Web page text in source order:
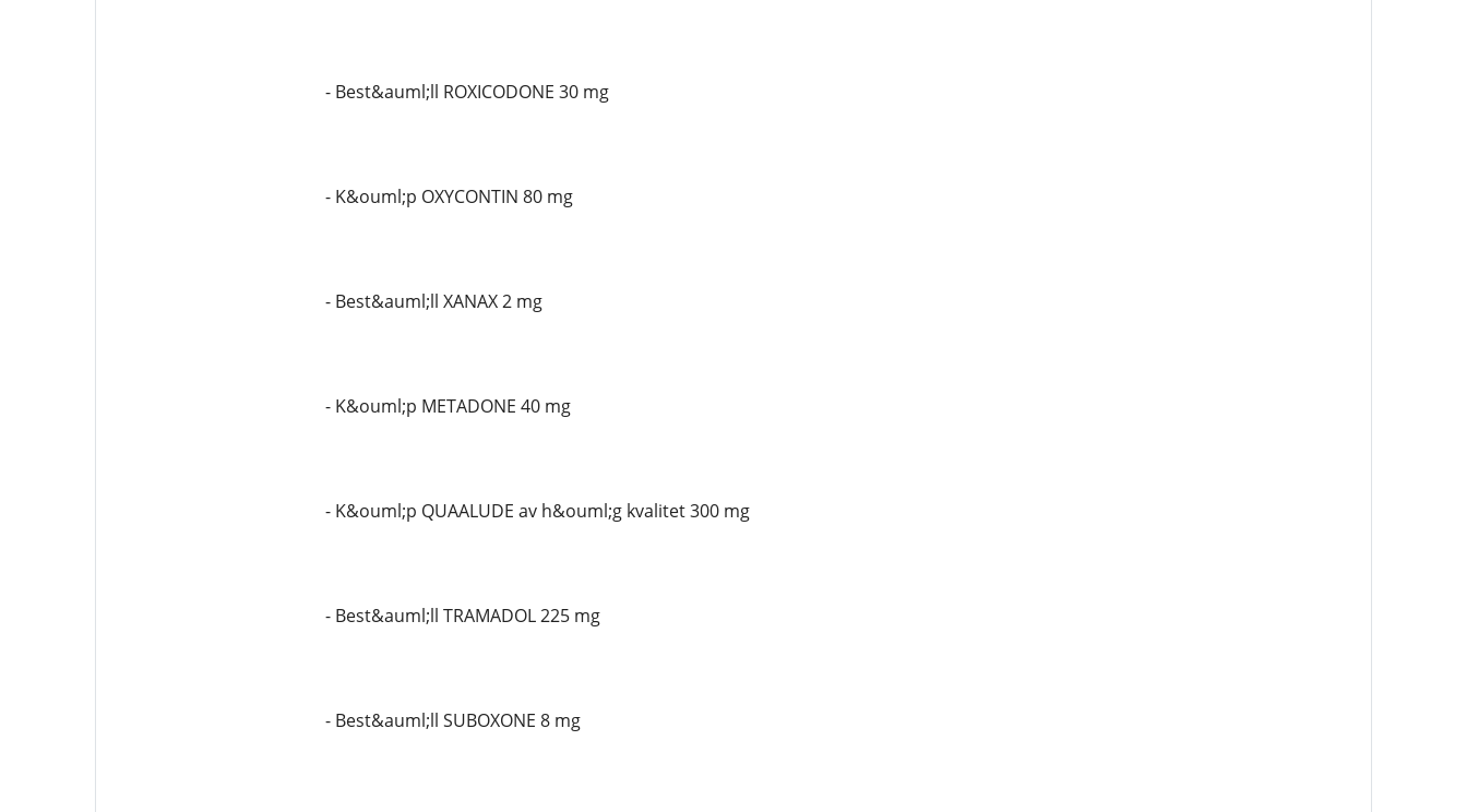
- Best&auml;ll ROXICODONE 30 mg
- K&ouml;p OXYCONTIN 80 mg
- Best&auml;ll XANAX 2 mg
- K&ouml;p METADONE 40 mg
- K&ouml;p QUAALUDE av h&ouml;g kvalitet 300 mg
- Best&auml;ll TRAMADOL 225 mg
- Best&auml;ll SUBOXONE 8 mg